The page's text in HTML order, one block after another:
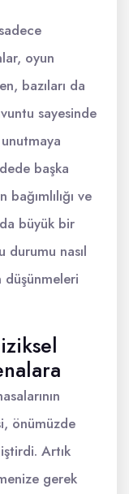
oyun
bazıları da
sayesinde
başka
ve
büyük bir
nasıl
önümüzde
Artık
gerek